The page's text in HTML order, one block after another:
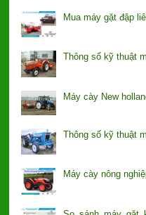
Mua máy gặt đập
Thông số kỹ thuật
Máy cày New
Thông số kỹ thuật
Máy cày nông